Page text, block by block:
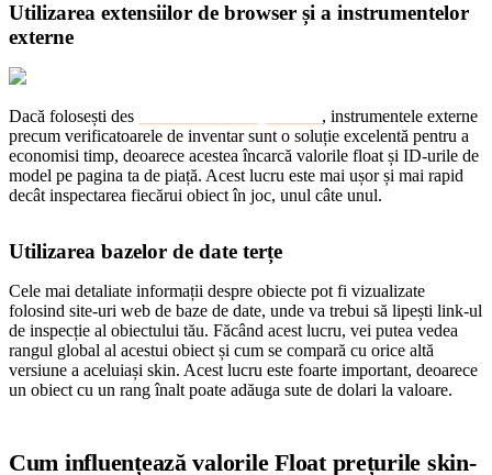
Utilizarea extensiilor de browser și a instrumentelor
externe
Dacă folosești des
, instrumentele externe
precum verificatoarele de inventar sunt o soluție excelentă pentru a
economisi timp, deoarece acestea încarcă valorile float și ID-urile de
model pe pagina ta de piață. Acest lucru este mai ușor și mai rapid
decât inspectarea fiecărui obiect în joc, unul câte unul.
Utilizarea bazelor de date terțe
Cele mai detaliate informații despre obiecte pot fi vizualizate
folosind site-uri web de baze de date, unde va trebui să lipești link-ul
de inspecție al obiectului tău. Făcând acest lucru, vei putea vedea
rangul global al acestui obiect și cum se compară cu orice altă
versiune a aceluiași skin. Acest lucru este foarte important, deoarece
un obiect cu un rang înalt poate adăuga sute de dolari la valoare.
Cum influențează valorile Float prețurile skin-